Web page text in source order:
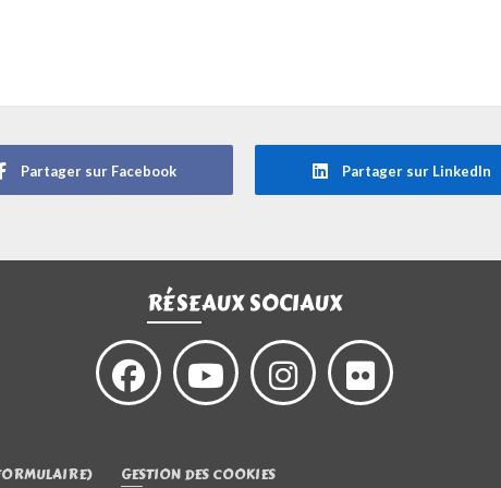
Partager sur Facebook Partager sur LinkedIn
RÉSEAUX SOCIAUX
GESTION DES COOKIES